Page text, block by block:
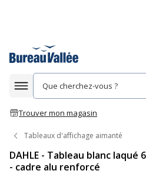
Afficher la navigation
Trouver mon magasin
Tableaux d'affichage aimanté
DAHLE - Tableau blanc laqué
- cadre alu renforcé